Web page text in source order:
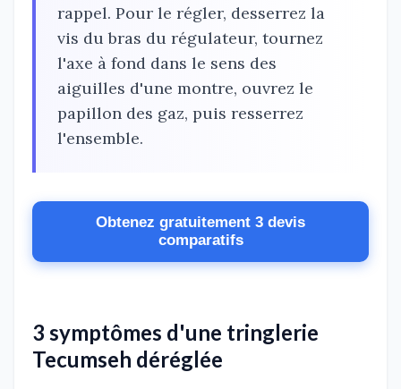
rappel. Pour le régler, desserrez la
vis du bras du régulateur, tournez
l'axe à fond dans le sens des
aiguilles d'une montre, ouvrez le
papillon des gaz, puis resserrez
l'ensemble.
Obtenez gratuitement 3 devis
comparatifs
3 symptômes d'une tringlerie
Tecumseh déréglée